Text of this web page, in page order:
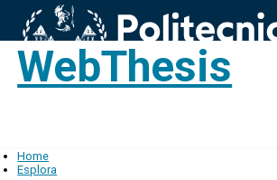
WebThesis
Home
Esplora